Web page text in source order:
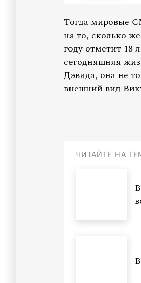
Тогда мировые
на то, сколько
году отметит 18
сегодняшняя
Дэвида, она не
внешний вид
ЧИТАЙТЕ НА